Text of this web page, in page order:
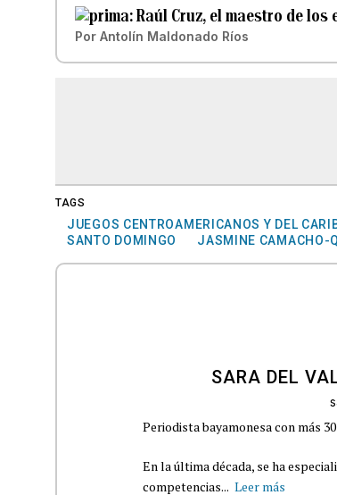
Raúl Cruz, el maestro de
Por Antolín Maldonado Ríos
TAGS
JUEGOS CENTROAMERICANOS Y DEL
SANTO DOMINGO
JASMINE CAMACHO-
SARA DEL
Periodista bayamonesa con más
En la última década, se ha
competencias... Leer más